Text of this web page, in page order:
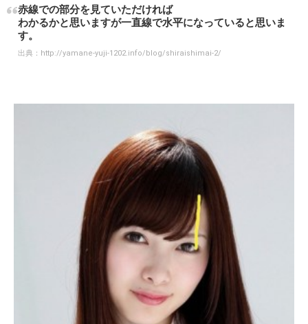
赤線での部分を見ていただければ
わかるかと思いますが一直線で水平になっていると思いま
す。
出典： http://yamane-yuji-1202.info/blog/shiraishimai-2/